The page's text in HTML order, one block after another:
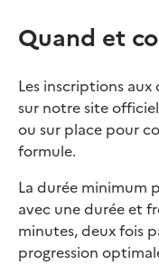
Quand et
Les inscriptions
sur notre site
ou sur place pour
formule.
La durée minimum
avec une durée et
minutes, deux fois
progression